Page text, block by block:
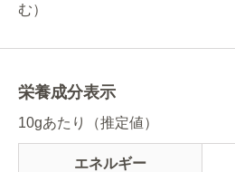
む）
栄養成分表示
10gあたり（推定値）
エネルギー